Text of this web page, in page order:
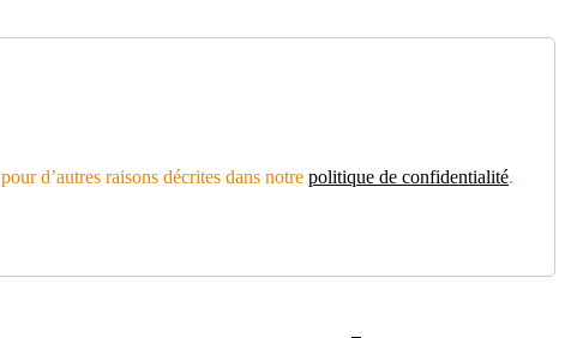
d’autres raisons décrites dans notre politique de confidentialité.